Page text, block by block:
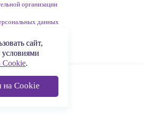
организации
данных
Digital Group
сайт,
условиями
Cookie.
на Cookie